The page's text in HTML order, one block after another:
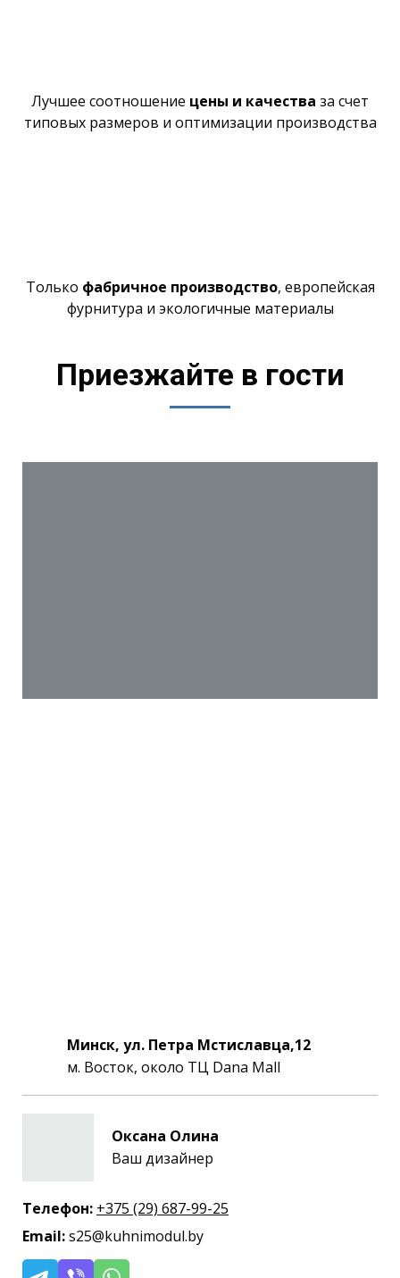
Лучшее соотношение цены и качества за счет
типовых размеров и оптимизации производства
Только фабричное производство, европейская
фурнитура и экологичные материалы
Приезжайте в гости
Минск, ул. Петра Мстиславца,12
м. Восток, около ТЦ Dana Mall
Оксана Олина
Ваш дизайнер
Телефон: +375 (29) 687-99-25
Email:s25@kuhnimodul.by